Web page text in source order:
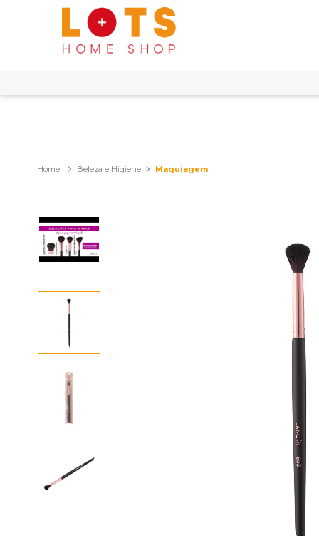
Beleza e Higiene Maquiagem